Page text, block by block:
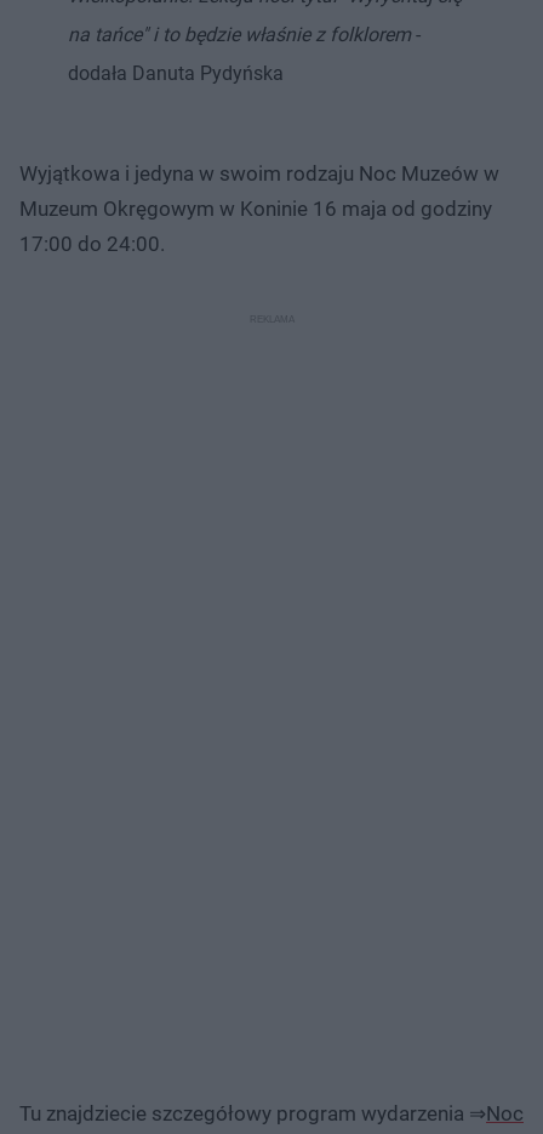
na tańce" i to będzie właśnie z folklorem-
dodała Danuta Pydyńska
Wyjątkowa i jedyna w swoim rodzaju Noc Muzeów w
Muzeum Okręgowym w Koninie 16 maja od godziny
17:00 do 24:00.
Tu znajdziecie szczegółowy program wydarzenia ⇒Noc